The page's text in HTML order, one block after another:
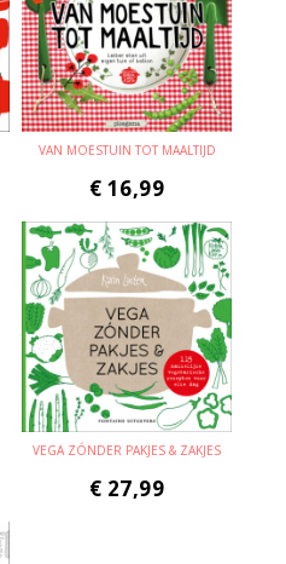
VAN MOESTUIN TOT MAALTIJD
€ 16,99
VEGA ZÓNDER PAKJES & ZAKJES
€ 27,99